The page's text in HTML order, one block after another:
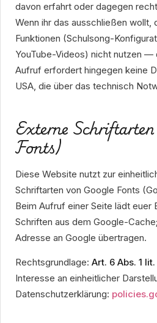
davon erfahrt oder dagegen
Wenn ihr das ausschließen wollt,
Funktionen (Schulsong-
YouTube-Videos) nicht nutzen —
Aufruf erfordert hingegen keine
USA, die über das technisch
Externe
Fonts)
Diese Website nutzt zur
Schriftarten von Google Fonts
Beim Aufruf einer Seite lädt euer
Schriften aus dem Google-
Adresse an Google übertragen.
Rechtsgrundlage: Art. 6 Abs. 1
Interesse an einheitlicher
Datenschutzerklärung: